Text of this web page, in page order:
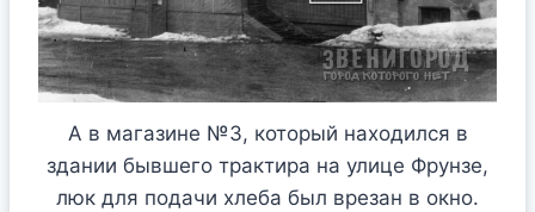
А в магазине №3, который находился в
здании бывшего трактира на улице Фрунзе,
люк для подачи хлеба был врезан в окно.